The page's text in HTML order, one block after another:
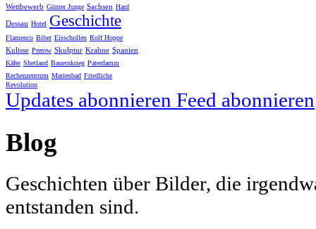
Wettbewerb Günter Junge Sachsen Hanf
Dessau Hotel Geschichte
Flamenco Biber Eisschollen Rolf Hoppe
Kulisse Prerow Skulptur Krahne Spanien
Käfer Shetland Bauernkrieg Paterdamm
Rechenzentrum Marienbad Friedliche
Revolution
Updates abonnieren Feed abonnieren
Blog
Geschichten über Bilder, die
entstanden sind.